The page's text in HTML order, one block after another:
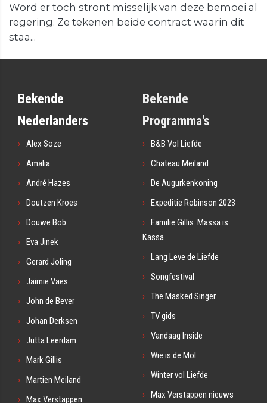
Word er toch stront misselijk van deze bemoei al
regering. Ze tekenen beide contract waarin dit
staa...
Bekende
Nederlanders
Alex Soze
Amalia
André Hazes
Doutzen Kroes
Douwe Bob
Eva Jinek
Gerard Joling
Jaimie Vaes
John de Bever
Johan Derksen
Jutta Leerdam
Mark Gillis
Martien Meiland
Max Verstappen
Bekende
Programma's
B&B Vol Liefde
Chateau Meiland
De Augurkenkoning
Expeditie Robinson 2023
Familie Gillis: Massa is
Kassa
Lang Leve de Liefde
Songfestival
The Masked Singer
TV gids
Vandaag Inside
Wie is de Mol
Winter vol Liefde
Max Verstappen nieuws